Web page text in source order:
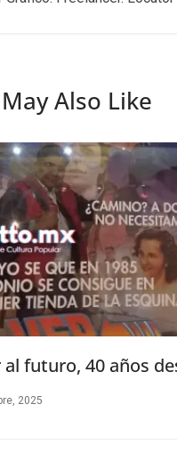
Also Like
al futuro, 40 años
2025